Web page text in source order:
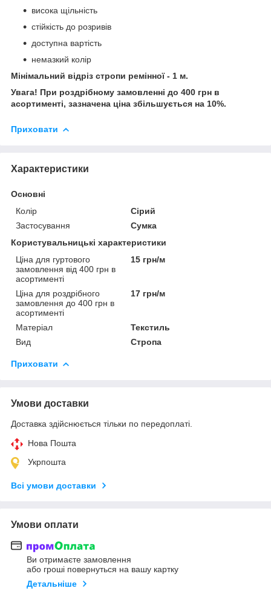
висока щільність
стійкість до розривів
доступна вартість
немазкий колір
Мінімальний відріз стропи ремінної - 1 м.
Увага! При роздрібному замовленні до 400 грн в
асортименті, зазначена ціна збільшується на 10%.
Приховати
Характеристики
Основні
Колір
Сірий
Застосування
Сумка
Користувальницькі характеристики
Ціна для гуртового
замовлення від 400 грн в
асортименті
15 грн/м
Ціна для роздрібного
замовлення до 400 грн в
асортименті
17 грн/м
Матеріал
Текстиль
Вид
Стропа
Приховати
Умови доставки
Доставка здійснюється тільки по передоплаті.
Нова Пошта
Укрпошта
Всі умови доставки
Умови оплати
Ви отримаєте замовлення
або гроші повернуться на вашу картку
Детальніше